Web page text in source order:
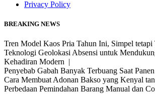
Privacy Policy
BREAKING NEWS
Tren Model Kaos Pria Tahun Ini, Simpel
Teknologi Geolokasi Absensi untuk
Kehadiran Modern |
Penyebab Gabah Banyak Terbuang Saat
Cara Membuat Adonan Bakso yang Kenyal
Perbedaan Pemindahan Barang Manual dan